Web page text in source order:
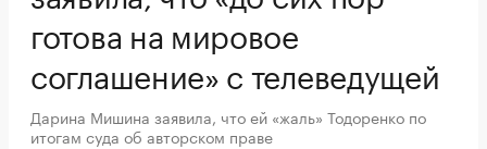
готова на мировое
соглашение» с телеведущей
Дарина Мишина заявила, что ей «жаль» Тодоренко по
итогам суда об авторском праве